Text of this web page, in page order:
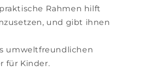
Rahmen hilft
und gibt ihnen
umweltfreundlichen
für Kinder.